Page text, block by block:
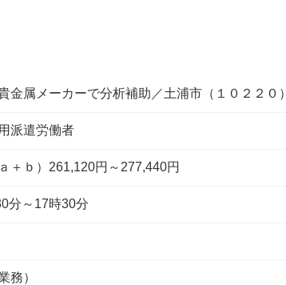
金属メーカーで分析補助／土浦市（１０２２０）
派遣労働者
＋ｂ）261,120円～277,440円
分～17時30分
務）